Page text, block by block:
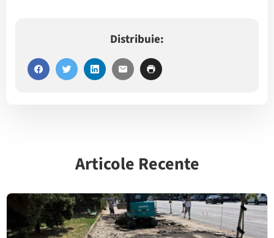
Distribuie:
Articole Recente